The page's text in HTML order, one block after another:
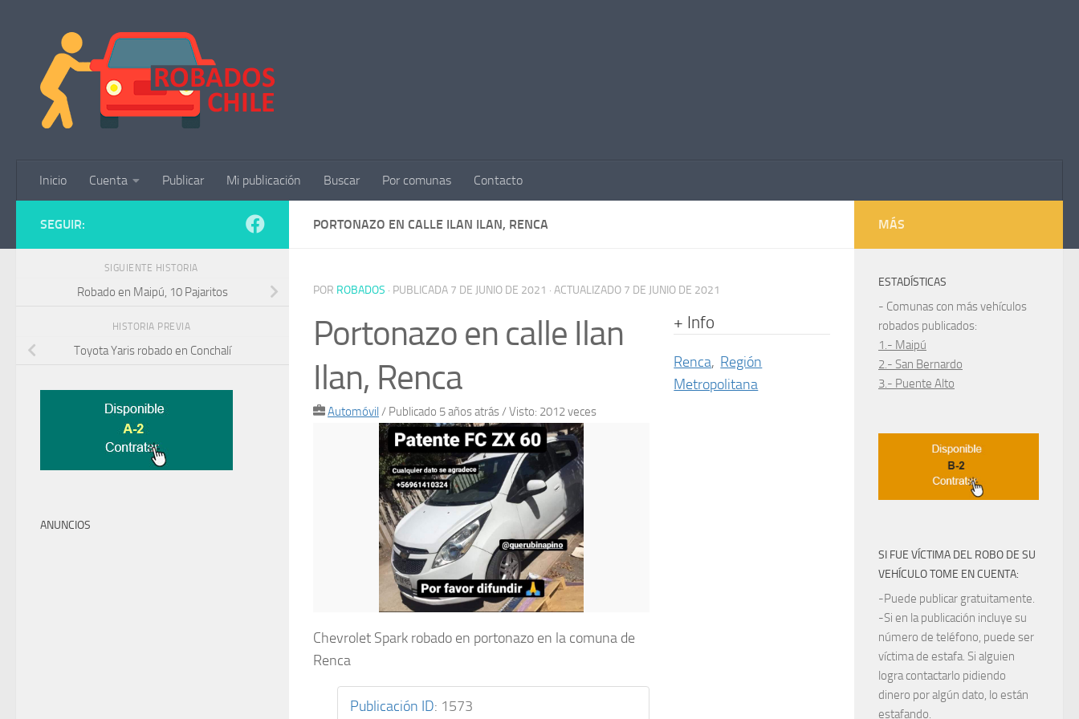
Inicio Cuenta Publicar Mi publicación Buscar Por comunas Contacto
PORTONAZO EN CALLE ILAN ILAN, RENCA
POR ROBADOS · PUBLICADA 7 DE JUNIO DE 2021 · ACTUALIZADO 7 DE JUNIO DE 2021
Portonazo en calle Ilan
Ilan, Renca
Automóvil / Publicado 5 años atrás/ Visto: 2012 veces
Chevrolet Spark robado en portonazo en la comuna de
Renca
Publicación ID: 1573
+ Info
Renca, Región
Metropolitana
SEGUIR:
SIGUIENTE HISTORIA
Robado en Maipú, 10 Pajaritos
HISTORIA PREVIA
Toyota Yaris robado en Conchalí
ANUNCIOS
MÁS
ESTADÍSTICAS
- Comunas con más vehículos
robados publicados:
1.- Maipú
2.- San Bernardo
3.- Puente Alto
SI FUE VÍCTIMA DEL ROBO DE SU
VEHÍCULO TOME EN CUENTA:
-Puede publicar gratuitamente.
-Si en la publicación incluye su
número de teléfono, puede ser
víctima de estafa. Si alguien
logra contactarlo pidiendo
dinero por algún dato, lo están
estafando.